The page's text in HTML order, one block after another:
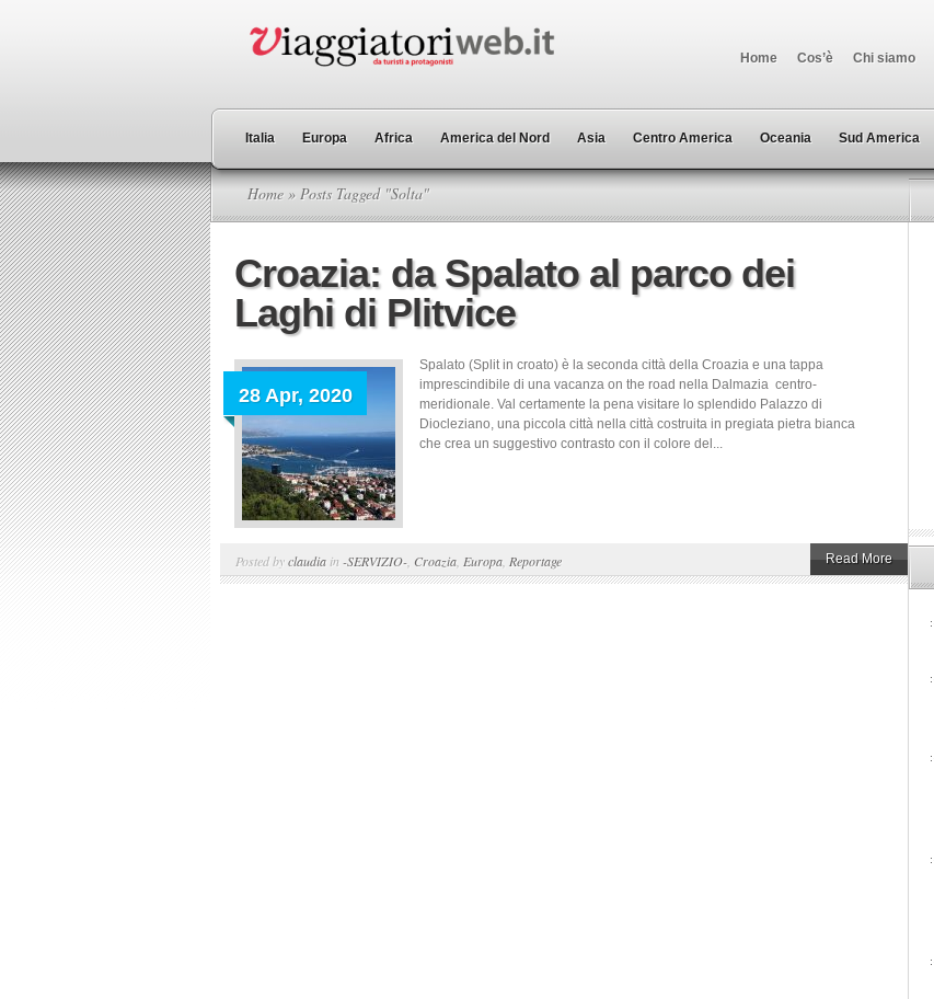
Home Cos’è Chi siamo
Italia Europa Africa America del Nord Asia Centro America Oceania Sud America
Home » Posts Tagged "Solta"
Croazia: da Spalato al parco dei
Laghi di Plitvice
28 Apr, 2020
Spalato (Split in croato) è la seconda città della Croazia e una tappa
imprescindibile di una vacanza on the road nella Dalmazia centro-
meridionale. Val certamente la pena visitare lo splendido Palazzo di
Diocleziano, una piccola città nella città costruita in pregiata pietra bianca
che crea un suggestivo contrasto con il colore del...
Posted byclaudia in -SERVIZIO- Croazia Europa Reportage Read More